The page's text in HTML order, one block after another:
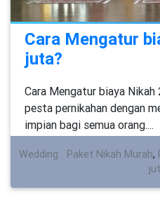
Cara Mengatur
juta?
Cara Mengatur biaya
pesta pernikahan dengan
impian bagi semua orang....
Wedding Paket Nikah Murah,